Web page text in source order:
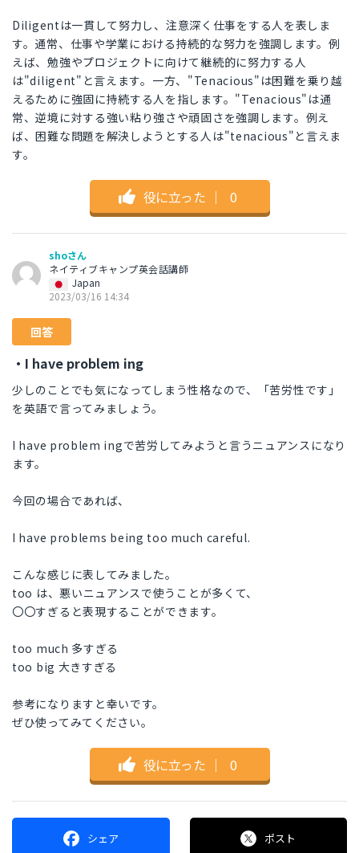
Diligentは一貫して努力し、注意深く仕事をする人を表しま
す。通常、仕事や学業における持続的な努力を強調します。例
えば、勉強やプロジェクトに向けて継続的に努力する人
は"diligent"と言えます。一方、"Tenacious"は困難を乗り越
えるために強固に持続する人を指します。"Tenacious"は通
常、逆境に対する強い粘り強さや頑固さを強調します。例え
ば、困難な問題を解決しようとする人は"tenacious"と言えま
す。
役に立った ｜ 0
shoさん
ネイティブキャンプ英会話講師
Japan
2023/03/16 14:34
回答
・I have problem ing
少しのことでも気になってしまう性格なので、「苦労性です」
を英語で言ってみましょう。
I have problem ingで苦労してみようと言うニュアンスになり
ます。
今回の場合であれば、
I have problems being too much careful.
こんな感じに表してみました。
too は、悪いニュアンスで使うことが多くて、
〇〇すぎると表現することができます。
too much 多すぎる
too big 大きすぎる
参考になりますと幸いです。
ぜひ使ってみてください。
役に立った ｜ 0
シェア ポスト